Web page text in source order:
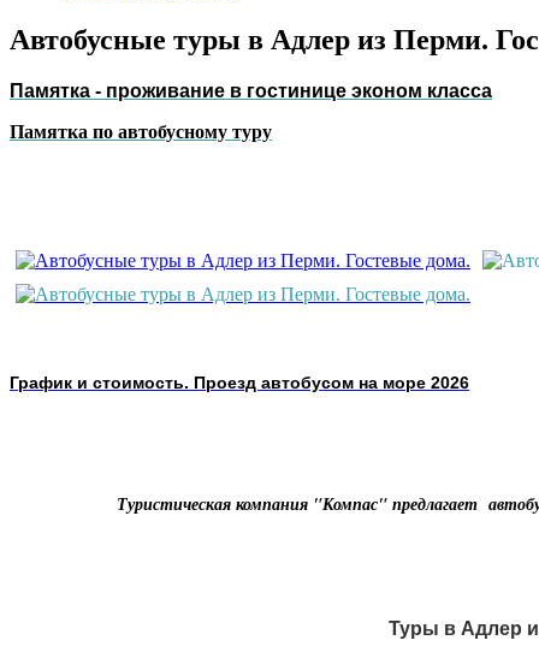
Автобусные туры в Адлер из Перми.
Памятка - проживание в гостинице эконом класса
Памятка по автобусному туру
График и стоимость. Проезд автобусом на море 2026
Туристическая компания "Компас" предлагает
Туры в Адлер